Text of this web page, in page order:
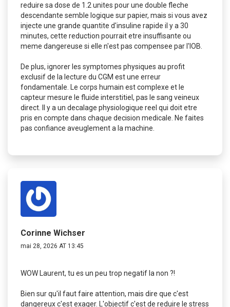
reduire sa dose de 1.2 unites pour une double fleche
descendante semble logique sur papier, mais si vous avez
injecte une grande quantite d'insuline rapide il y a 30
minutes, cette reduction pourrait etre insuffisante ou
meme dangereuse si elle n'est pas compensee par l'IOB.
De plus, ignorer les symptomes physiques au profit
exclusif de la lecture du CGM est une erreur
fondamentale. Le corps humain est complexe et le
capteur mesure le fluide interstitiel, pas le sang veineux
direct. Il y a un decalage physiologique reel qui doit etre
pris en compte dans chaque decision medicale. Ne faites
pas confiance aveuglement a la machine.
Corinne Wichser
mai 28, 2026 AT 13:45
WOW Laurent, tu es un peu trop negatif la non ?!
Bien sur qu'il faut faire attention, mais dire que c'est
dangereux c'est exager. L'objectif c'est de reduire le stress